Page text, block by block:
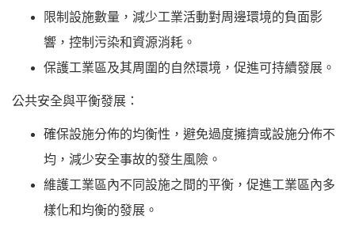
限制設施數量，減少工業活動對周邊環境的負面影
響，控制污染和資源消耗。
保護工業區及其周圍的自然環境，促進可持續發展。
公共安全與平衡發展：
確保設施分佈的均衡性，避免過度擁擠或設施分佈不
均，減少安全事故的發生風險。
維護工業區內不同設施之間的平衡，促進工業區內多
樣化和均衡的發展。